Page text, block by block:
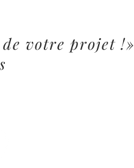
votre projet !»